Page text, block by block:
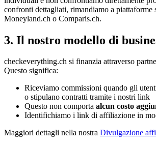
confronti dettagliati, rimandiamo a piattaforme
Moneyland.ch o Comparis.ch.
3. Il nostro modello di
checkeverything.ch si finanzia attraverso
Questo significa:
Riceviamo commissioni quando gli
o stipulano contratti tramite i nostri link
Questo non comporta alcun costo
Identifichiamo i link di affiliazione in
Maggiori dettagli nella nostra Divulgazione